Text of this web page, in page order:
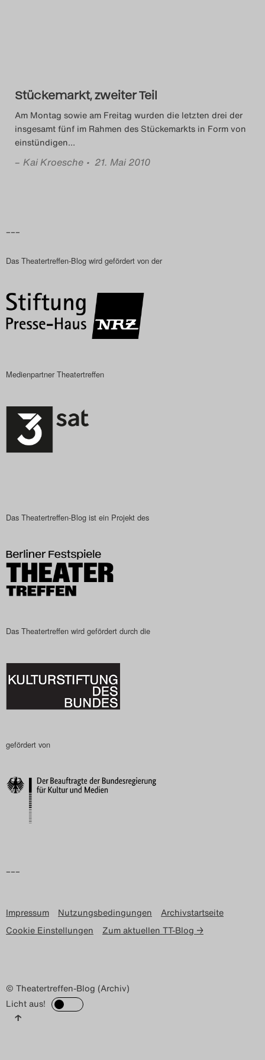
2015
Das Theatertreffen-Blog
2016
Das Theatertreffen-Blog
2018
Das Theatertreffen-Blog
2018 Alumni
Das Theatertreffen-Blog
Das Theatertreffen-Blog
2022
Das Theatertreffen-Blog
2023
Das Theatertreffen-Blog
2024
2025
Das Theatertreffen-Blog
Nutzungsbedingungen
Stückemarkt, zweiter Teil
Am Montag sowie am Freitag wurden die letzten drei der
insgesamt fünf im Rahmen des Stückemarkts in Form von
einstündigen…
– Kai Kroesche • 21. Mai 2010
–––
Das Theatertreffen-Blog wird gefördert von der
Medienpartner Theatertreffen
Das Theatertreffen-Blog ist ein Projekt des
Das Theatertreffen wird gefördert durch die
gefördert von
–––
Impressum Nutzungsbedingungen
Archivstartseite
Cookie Einstellungen
Zum aktuellen TT-Blog →
© Theatertreffen-Blog (Archiv)
Licht aus!
↑